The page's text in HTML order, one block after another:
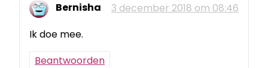
Bernisha
3 december 2018 om 08:46
Ik doe mee.
Beantwoorden